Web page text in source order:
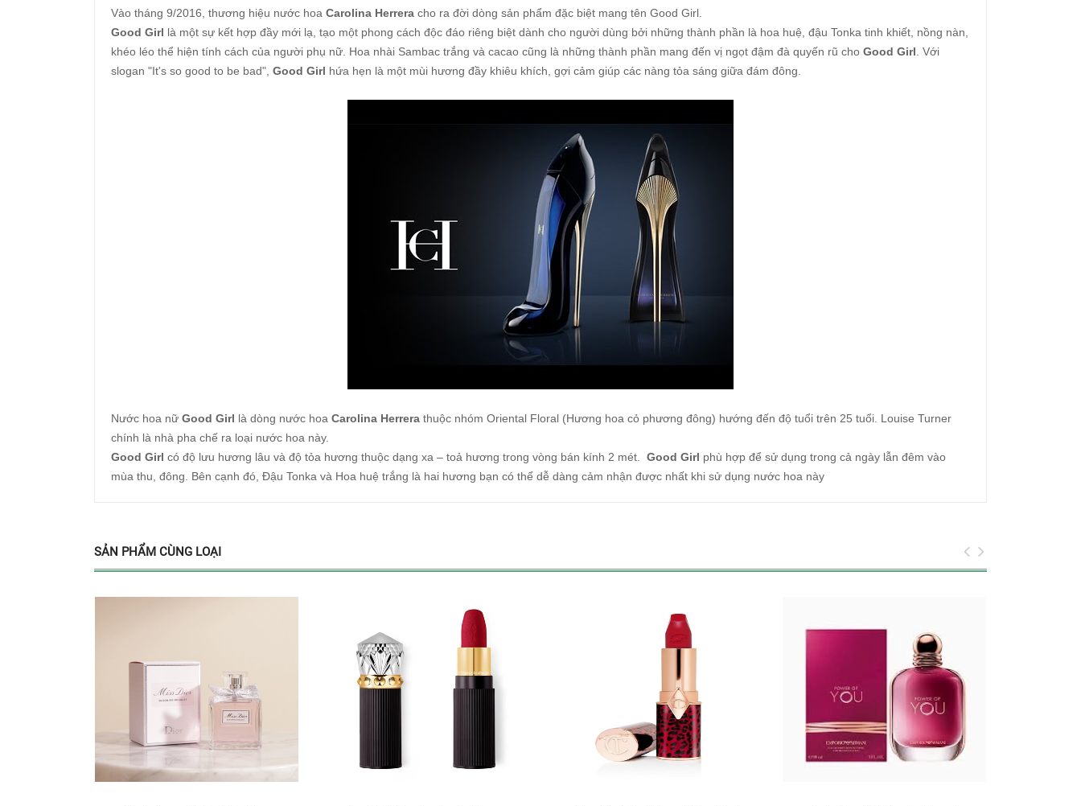
Vào tháng 9/2016, thương hiệu nước hoa Carolina Herrera cho ra đời dòng sản phẩm đặc biệt mang tên Good Girl.
Good Girl là một sự kết hợp đầy mới lạ, tạo một phong cách độc đáo riêng biệt dành cho người dùng bởi những thành phần là hoa huệ, đậu Tonka tinh khiết, nồng nàn,
khéo léo thể hiện tính cách của người phụ nữ. Hoa nhài Sambac trắng và cacao cũng là những thành phần mang đến vị ngọt đậm đà quyến rũ cho Good Girl . Với
slogan "It's so good to be bad", Good Girl hứa hẹn là một mùi hương đầy khiêu khích, gợi cảm giúp các nàng tỏa sáng giữa đám đông.
Nước hoa nữ Good Girl là dòng nước hoa Carolina Herrera thuộc nhóm Oriental Floral (Hương hoa cỏ phương đông) hướng đến độ tuổi trên 25 tuổi. Louise Turner
chính là nhà pha chế ra loại nước hoa này.
Good Girl có độ lưu hương lâu và độ tỏa hương thuộc dạng xa – toả hương trong vòng bán kính 2 mét. Good Girl phù hợp để sử dụng trong cả ngày lẫn đêm vào
mùa thu, đông. Bên cạnh đó, Đậu Tonka và Hoa huệ trắng là hai hương bạn có thể dễ dàng cảm nhận được nhất khi sử dụng nước hoa này
SẢN PHẨM CÙNG LOẠI